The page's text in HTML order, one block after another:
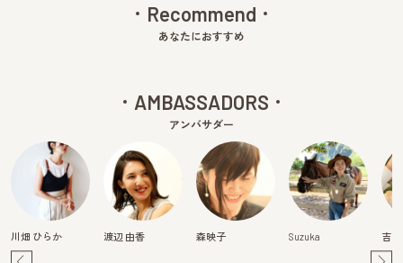
Recommend
あなたにおすすめ
AMBASSADORS
アンバサダー
川畑 ひらか 渡辺 由香 森映子 Suzuka 吉